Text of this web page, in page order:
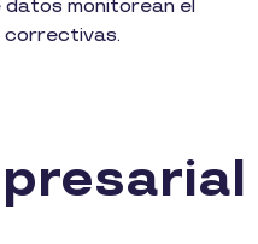
datos monitorean el
correctivas.